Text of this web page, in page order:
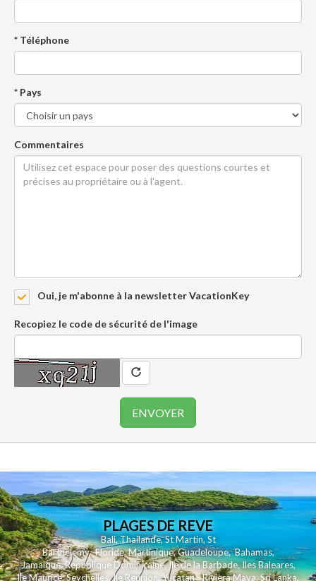
* Téléphone
* Pays
Commentaires
Oui, je m'abonne à la newsletter VacationKey
Recopiez le code de sécurité de l'image
PLAGES DE REVE
Bali,Thailande,St Martin,St
Barthelemy,Floride,Martinique,Guadeloupe,Bahamas,
Jamaique,Republique Dominicaine,Ile de la Barbade,Iles Baleares,
Ile Maurice,Seychelles,Ile Reunion,Yucatan - Riviera Maya,Sri Lanka,